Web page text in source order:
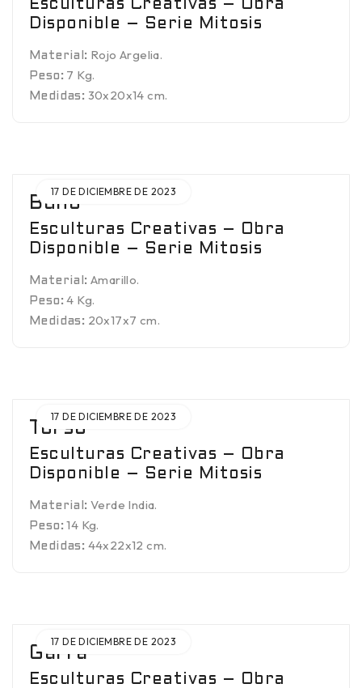
Esculturas Creativas – Obra
Disponible – Serie Mitosis
Material: Rojo Argelia.
Peso: 7 Kg.
Medidas: 30x20x14 cm.
17 DE DICIEMBRE DE 2023
Buho
Esculturas Creativas – Obra
Disponible – Serie Mitosis
Material: Amarillo.
Peso: 4 Kg.
Medidas: 20x17x7 cm.
17 DE DICIEMBRE DE 2023
Torso
Esculturas Creativas – Obra
Disponible – Serie Mitosis
Material: Verde India.
Peso: 14 Kg.
Medidas: 44x22x12 cm.
17 DE DICIEMBRE DE 2023
Garra
Esculturas Creativas – Obra